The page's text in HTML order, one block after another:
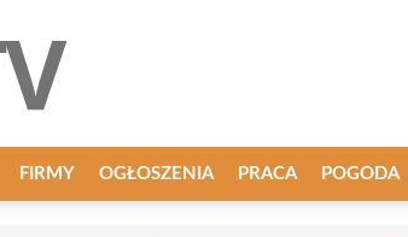
FIRMY OGŁOSZENIA PRACA POGODA